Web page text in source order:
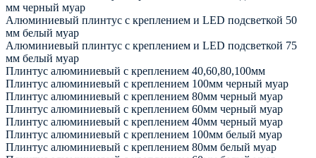
мм черный муар
Алюминиевый плинтус с креплением и LED подсветкой 50
мм белый муар
Алюминиевый плинтус с креплением и LED подсветкой 75
мм белый муар
Плинтус алюминиевый с креплением 40,60,80,100мм
Плинтус алюминиевый с креплением 100мм черный муар
Плинтус алюминиевый с креплением 80мм черный муар
Плинтус алюминиевый с креплением 60мм черный муар
Плинтус алюминиевый с креплением 40мм черный муар
Плинтус алюминиевый с креплением 100мм белый муар
Плинтус алюминиевый с креплением 80мм белый муар